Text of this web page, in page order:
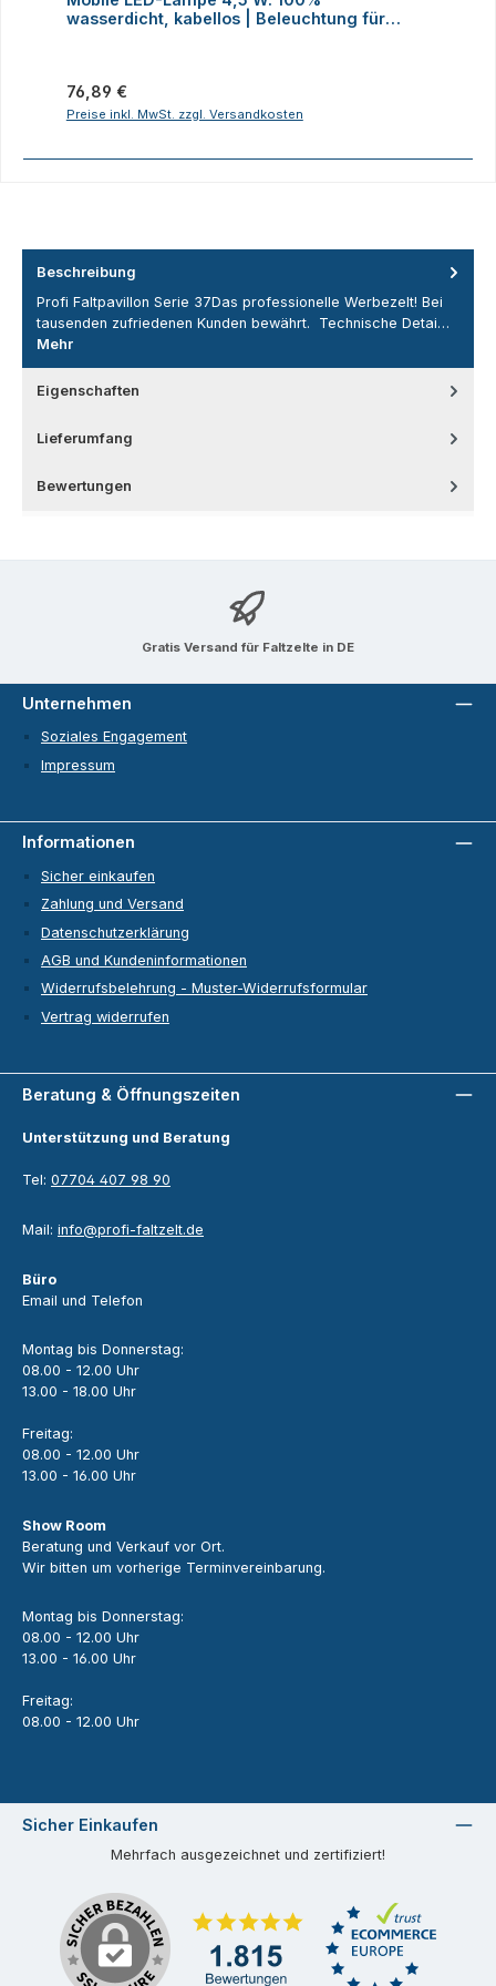
wasserdicht, kabellos | Beleuchtung für
Regulärer Preis:
76,89 €
Preise inkl. MwSt. zzgl. Versandkosten
Beschreibung
Profi Faltpavillon Serie 37Das professionelle Werbezelt! Bei
tausenden zufriedenen Kunden bewährt. Technische Detai…
Mehr
Eigenschaften
Lieferumfang
Bewertungen
Gratis Versand für Faltzelte in DE
Beratung & Öffnungszeiten
Unterstützung und Beratung
Tel: 07704 407 98 90
Mail: info@profi-faltzelt.de
Büro
Email und Telefon
Montag bis Donnerstag:
08.00 - 12.00 Uhr
13.00 - 18.00 Uhr
Freitag:
08.00 - 12.00 Uhr
13.00 - 16.00 Uhr
Show Room
Beratung und Verkauf vor Ort.
Wir bitten um vorherige Terminvereinbarung.
Montag bis Donnerstag:
08.00 - 12.00 Uhr
13.00 - 16.00 Uhr
Freitag:
08.00 - 12.00 Uhr
Unternehmen
Soziales Engagement
Impressum
Informationen
Sicher einkaufen
Zahlung und Versand
Datenschutzerklärung
AGB und Kundeninformationen
Widerrufsbelehrung - Muster-Widerrufsformular
Vertrag widerrufen
Sicher Einkaufen
Mehrfach ausgezeichnet und zertifiziert!